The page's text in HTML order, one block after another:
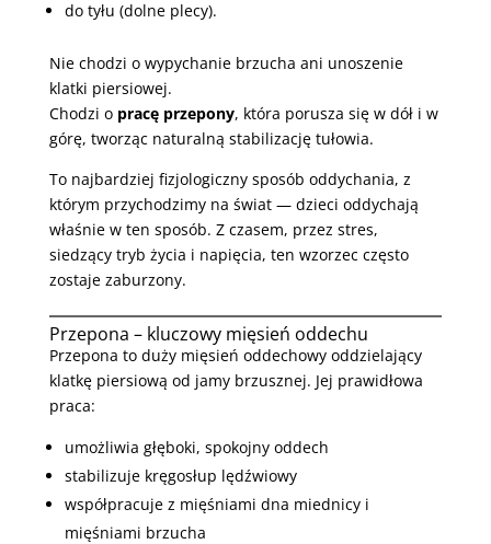
do tyłu (dolne plecy).
Nie chodzi o wypychanie brzucha ani unoszenie
klatki piersiowej.
Chodzi o pracę przepony, która porusza się w dół i w
górę, tworząc naturalną stabilizację tułowia.
To najbardziej fizjologiczny sposób oddychania, z
którym przychodzimy na świat — dzieci oddychają
właśnie w ten sposób. Z czasem, przez stres,
siedzący tryb życia i napięcia, ten wzorzec często
zostaje zaburzony.
Przepona – kluczowy mięsień oddechu
Przepona to duży mięsień oddechowy oddzielający
klatkę piersiową od jamy brzusznej. Jej prawidłowa
praca:
umożliwia głęboki, spokojny oddech
stabilizuje kręgosłup lędźwiowy
współpracuje z mięśniami dna miednicy i
mięśniami brzucha